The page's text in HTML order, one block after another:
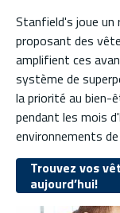
Stanfield's joue
proposant des
amplifient ces
système de
la priorité au bien-
pendant les mois
environnements
Trouvez vos
aujourd’hui!